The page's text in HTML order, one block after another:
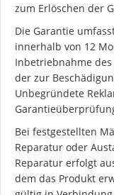
zum Erlöschen der
Die Garantie
innerhalb von 12
Inbetriebnahme
der zur
Unbegründete
Bei festgestellten
Reparatur oder
Reparatur erfolgt
dem das Produkt